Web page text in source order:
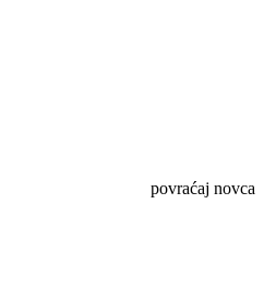
povraćaj novca